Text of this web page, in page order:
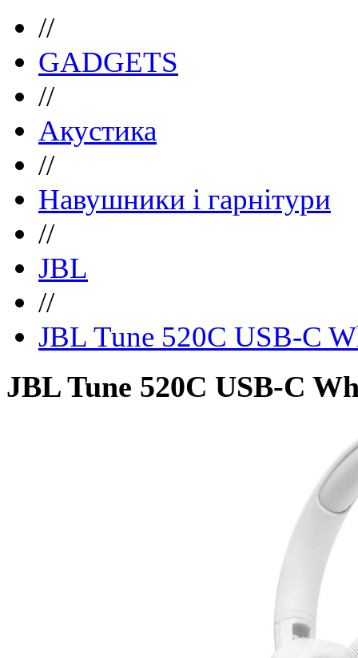
//
GADGETS
//
Акустика
//
Навушники і гарнітури
//
JBL
//
JBL Tune 520C USB-C
JBL Tune 520C USB-C